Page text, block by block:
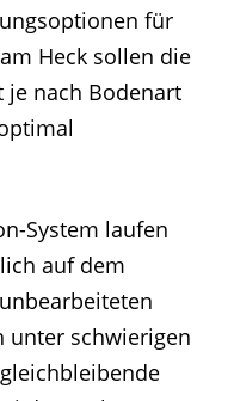
für
Heck sollen die
je nach Bodenart
System laufen
auf dem
unter schwierigen